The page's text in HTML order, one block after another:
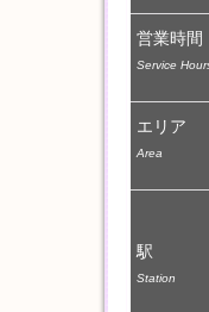
営業時間
Service
エリア
Area
駅
Station